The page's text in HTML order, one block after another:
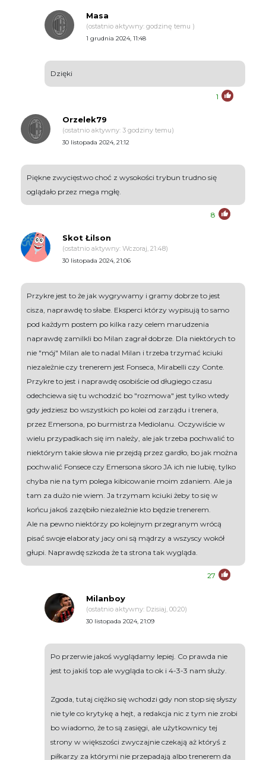
Masa
(ostatnio aktywny: godzinę temu )
1 grudnia 2024, 11:48
Dzięki
1
Orzelek79
(ostatnio aktywny: 3 godziny temu)
30 listopada 2024, 21:12
Piękne zwycięstwo choć z wysokości trybun trudno się
oglądało przez mega mgłę.
8
Skot Łilson
(ostatnio aktywny: Wczoraj, 21:48)
30 listopada 2024, 21:06
Przykre jest to że jak wygrywamy i gramy dobrze to jest
cisza, naprawdę to słabe. Eksperci którzy wypisują to samo
pod każdym postem po kilka razy celem marudzenia
naprawdę zamilkli bo Milan zagrał dobrze. Dla niektórych to
nie "mój" Milan ale to nadal Milan i trzeba trzymać kciuki
niezależnie czy trenerem jest Fonseca, Mirabelli czy Conte.
Przykre to jest i naprawdę osobiście od długiego czasu
odechciewa się tu wchodzić bo "rozmowa" jest tylko wtedy
gdy jedziesz bo wszystkich po kolei od zarządu i trenera,
przez Emersona, po burmistrza Mediolanu. Oczywiście w
wielu przypadkach się im należy, ale jak trzeba pochwalić to
niektórym takie słowa nie przejdą przez gardło, bo jak można
pochwalić Fonsece czy Emersona skoro JA ich nie lubię, tylko
chyba nie na tym polega kibicowanie moim zdaniem. Ale ja
tam za dużo nie wiem. Ja trzymam kciuki żeby to się w
końcu jakoś zazębiło niezależnie kto będzie trenerem.
Ale na pewno niektórzy po kolejnym przegranym wrócą
pisać swoje elaboraty jacy oni są mądrzy a wszyscy wokół
głupi. Naprawdę szkoda że ta strona tak wygląda.
27
Milanboy
(ostatnio aktywny: Dzisiaj, 00:20)
30 listopada 2024, 21:09
Po przerwie jakoś wyglądamy lepiej. Co prawda nie
jest to jakiś top ale wygląda to ok i 4-3-3 nam służy.
Zgoda, tutaj ciężko się wchodzi gdy non stop się słyszy
nie tyle co krytykę a hejt, a redakcja nic z tym nie zrobi
bo wiadomo, że to są zasięgi, ale użytkownicy tej
strony w większości zwyczajnie czekają aż któryś z
piłkarzy za którymi nie przepadają albo trenerem da